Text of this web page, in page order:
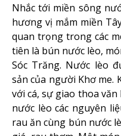
Nhắc tới miền sông
hương vị mắm miền
quan trọng trong các
tiên là bún nước lèo,
Sóc Trăng. Nước lèo
sản của người Khơ me.
với cá, sự giao thoa
nước lèo các nguyên
rau ăn cùng bún nước